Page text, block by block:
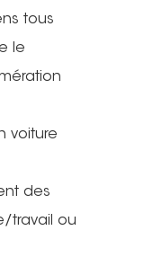
tous
le
voiture
des
travail ou